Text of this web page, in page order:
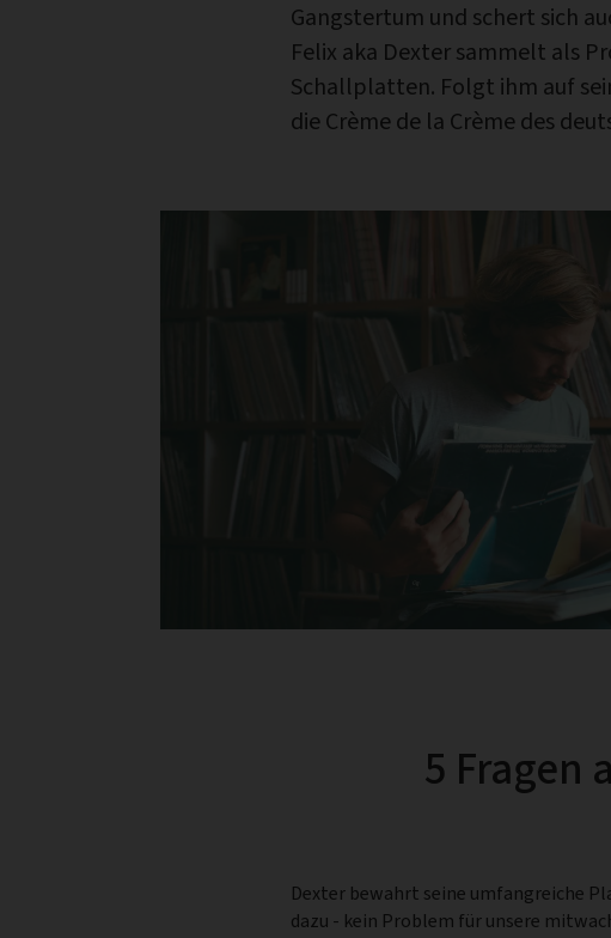
Gangstertum und schert sich
Felix aka Dexter sammelt als
Schallplatten. Folgt ihm auf
die Crème de la Crème des
5 Fragen
Dexter bewahrt seine umfangreiche
dazu - kein Problem für unsere